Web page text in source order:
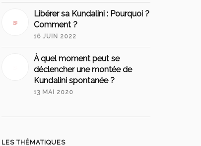
Libérer sa Kundalini : Pourquoi ?
Comment ?
16 JUIN 2022
À quel moment peut se
déclencher une montée de
Kundalini spontanée ?
13 MAI 2020
LES THÉMATIQUES